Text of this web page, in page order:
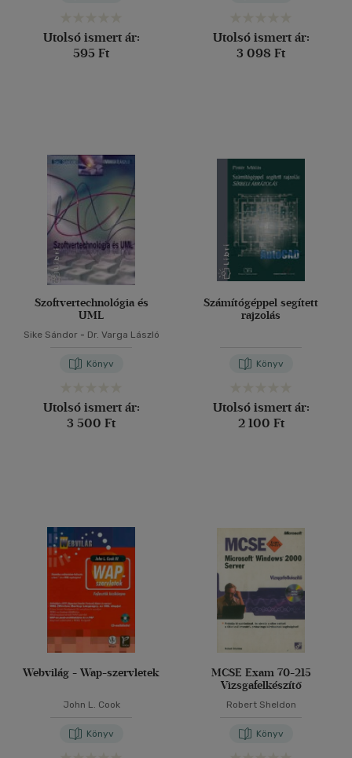
Utolsó ismert ár:
595 Ft
Utolsó ismert ár:
3 098 Ft
Szoftvertechnológia és
UML
Sike Sándor - Dr. Varga László
Könyv
Utolsó ismert ár:
3 500 Ft
Számítógéppel segített
rajzolás
Könyv
Utolsó ismert ár:
2 100 Ft
Webvilág - Wap-szervletek
John L. Cook
Könyv
MCSE Exam 70-215
Vizsgafelkészítő
Robert Sheldon
Könyv